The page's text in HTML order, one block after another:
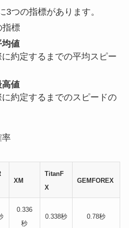
3つの指標があります。
指標
値
約定するまでの平均スピー
値
約定するまでのスピードの
率
XM
TitanF
X
GEMFOREX
0.336
秒
0.338秒 0.78秒